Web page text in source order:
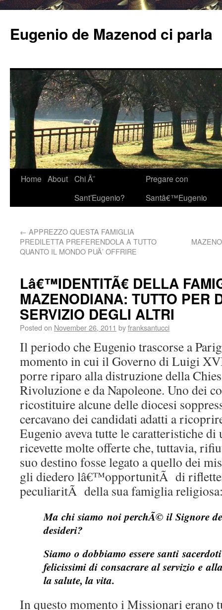
Eugenio de Mazenod ci parla
Home About Chi Ã¨
Sant’Eugenio?
Pregare con
Santâ€™Eugenio
← APPREZZO QUESTA FAMIGLIA
PREDILETTA PREFERENDOLA A TUTTO
QUANTO IL MONDO PUÃ’ OFFRIRE
Lâ€™IDENTITÃ€ DELLA
MAZENODIANA: TUTTO PER
SERVIZIO DEGLI ALTRI
Posted on November 26, 2011 byfranksantucci
Il periodo che Eugenio trascorse a
momento in cui il Governo di Luigi
porre riparo alla distruzione della
Rivoluzione e da Napoleone. Uno dei
ricostituire alcune delle diocesi
cercavano dei candidati adatti a
Eugenio aveva tutte le caratteristiche di
ricevette molte offerte che, tuttavia,
suo destino fosse legato a quello dei
gli diedero lâ€™opportunitÃ di
peculiaritÃ della sua famiglia
Ma chi siamo noi perchÃ© il Signore
desideri?
Siamo o dobbiamo essere santi
felicissimi di consacrare al servizio e
la salute, la vita.
In questo momento i Missionari erano